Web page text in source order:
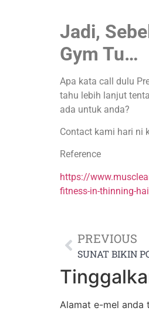
Jadi,
Gym Tu…
Apa kata call dulu
tahu lebih lanjut
ada untuk anda?
Contact kami hari ni
Reference
https://
fitness-in-thinning-
PREVIOUS
Alamat e-mel anda